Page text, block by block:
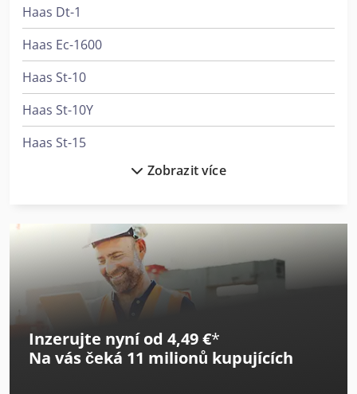
Haas Dt-1
Haas Ec-1600
Haas St-10
Haas St-10Y
Haas St-15
Haas St-30Y
Haas St-40
Haas Tm-1P
Zobrazit více
Inzerujte nyní od 4,49 €*
Na vás čeká 11 milionů kupujících